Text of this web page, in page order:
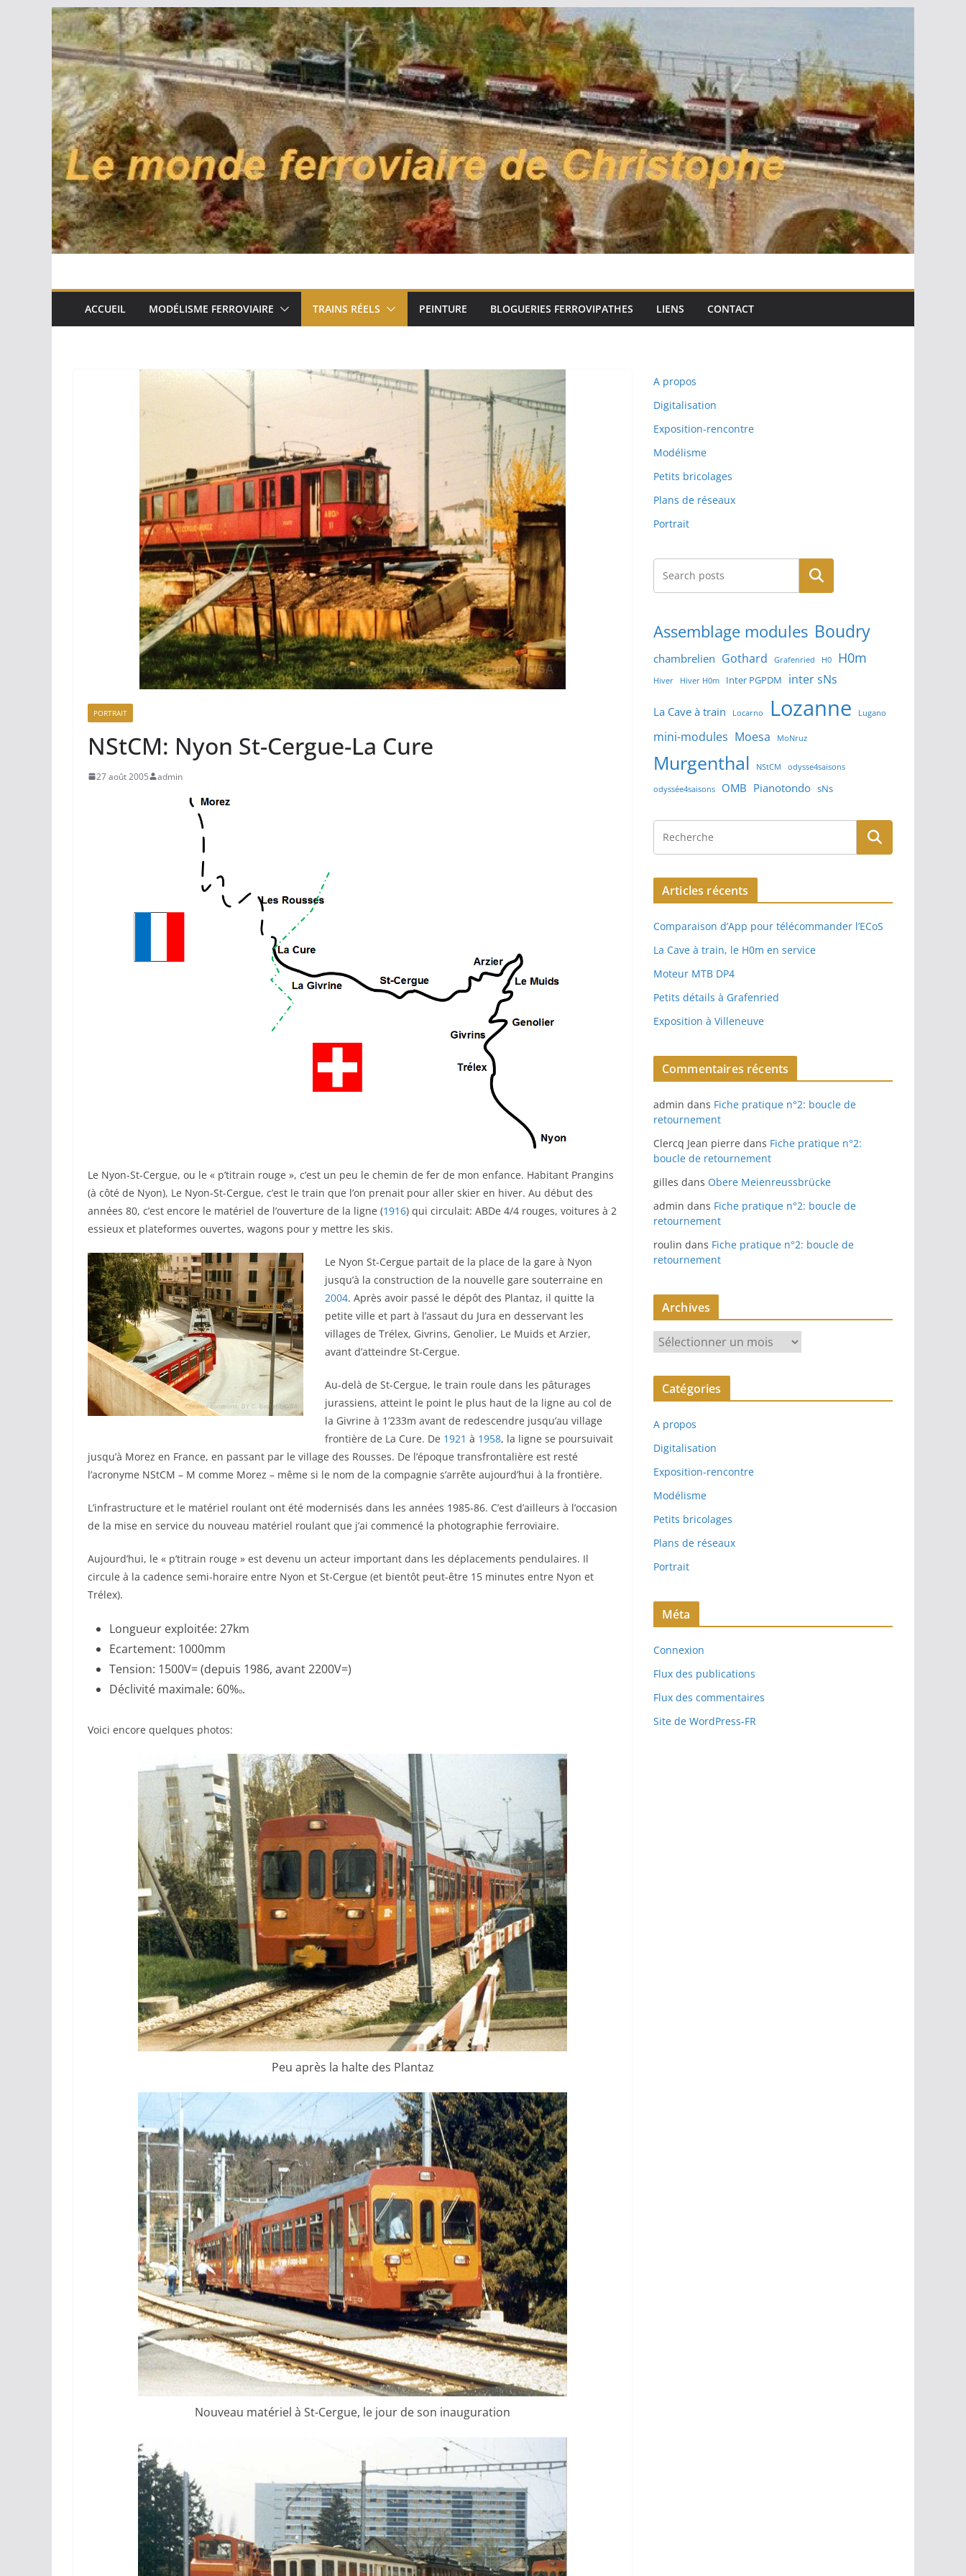
Passer
au
contenu
ACCUEIL MODÉLISME FERROVIAIRE TRAINS RÉELS PEINTURE BLOGUERIES FERROVIPATHES LIENS CONTACT
PORTRAIT
NStCM: Nyon St-Cergue-La Cure
27 août 2005 admin
Le Nyon-St-Cergue, ou le « p’titrain rouge », c’est un peu le chemin de fer de mon enfance. Habitant Prangins
(à côté de Nyon), Le Nyon-St-Cergue, c’est le train que l’on prenait pour aller skier en hiver. Au début des
années 80, c’est encore le matériel de l’ouverture de la ligne (1916) qui circulait: ABDe 4/4 rouges, voitures à 2
essieux et plateformes ouvertes, wagons pour y mettre les skis.
Le Nyon St-Cergue partait de la place de la gare à Nyon
jusqu’à la construction de la nouvelle gare souterraine en
2004. Après avoir passé le dépôt des Plantaz, il quitte la
petite ville et part à l’assaut du Jura en desservant les
villages de Trélex, Givrins, Genolier, Le Muids et Arzier,
avant d’atteindre St-Cergue.
Au-delà de St-Cergue, le train roule dans les pâturages
jurassiens, atteint le point le plus haut de la ligne au col de
la Givrine à 1’233m avant de redescendre jusqu’au village
frontière de La Cure. De 1921 à 1958, la ligne se poursuivait
jusqu’à Morez en France, en passant par le village des Rousses. De l’époque transfrontalière est resté
l’acronyme NStCM – M comme Morez – même si le nom de la compagnie s’arrête aujourd’hui à la frontière.
L’infrastructure et le matériel roulant ont été modernisés dans les années 1985-86. C’est d’ailleurs à l’occasion
de la mise en service du nouveau matériel roulant que j’ai commencé la photographie ferroviaire.
Aujourd’hui, le « p’titrain rouge » est devenu un acteur important dans les déplacements pendulaires. Il
circule à la cadence semi-horaire entre Nyon et St-Cergue (et bientôt peut-être 15 minutes entre Nyon et
Trélex).
Longueur exploitée: 27km
Ecartement: 1000mm
Tension: 1500V= (depuis 1986, avant 2200V=)
Déclivité maximale: 60%o.
Voici encore quelques photos:
Peu après la halte des Plantaz
Nouveau matériel à St-Cergue, le jour de son inauguration
A propos
Digitalisation
Exposition-rencontre
Modélisme
Petits bricolages
Plans de réseaux
Portrait
Rechercher
Assemblage modules Boudry
chambrelien Gothard Grafenried H0 H0m
Hiver Hiver H0m Inter PGPDM inter sNs
La Cave à train Locarno Lozanne Lugano
mini-modules Moesa MoNruz
Murgenthal NStCM odysse4saisons
odyssée4saisons OMB Pianotondo sNs
Articles récents
Comparaison d’App pour télécommander l’ECoS
La Cave à train, le H0m en service
Moteur MTB DP4
Petits détails à Grafenried
Exposition à Villeneuve
Commentaires récents
admin dans Fiche pratique n°2: boucle de
retournement
Clercq Jean pierre dans Fiche pratique n°2:
boucle de retournement
gilles dans Obere Meienreussbrücke
admin dans Fiche pratique n°2: boucle de
retournement
roulin dans Fiche pratique n°2: boucle de
retournement
Archives
r
c
v
e
s
Catégories
A propos
Digitalisation
Exposition-rencontre
Modélisme
Petits bricolages
Plans de réseaux
Portrait
Méta
Connexion
Flux des publications
Flux des commentaires
Site de WordPress-FR